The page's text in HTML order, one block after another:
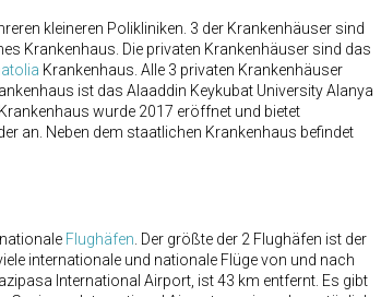
kleineren Polikliniken. 3 der Krankenhäuser sind
Krankenhaus. Die privaten Krankenhäuser sind das
Krankenhaus. Alle 3 privaten Krankenhäuser
ist das Alaaddin Keykubat University Alanya
wurde 2017 eröffnet und bietet
an. Neben dem staatlichen Krankenhaus befindet
Flughäfen. Der größte der 2 Flughäfen ist der
internationale und nationale Flüge von und nach
International Airport, ist 43 km entfernt. Es gibt